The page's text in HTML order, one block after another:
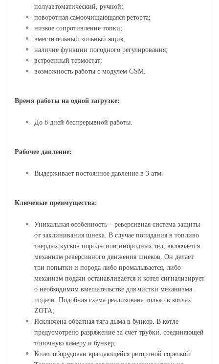
полуавтоматический, ручной;
поворотная самоочищающаяся реторта;
низкое сопротивление топки;
вместительный зольный ящик;
наличие функции погодного регулирования;
встроенный термостат;
возможность работы с модулем GSM.
Время работы на одной загрузке:
До 8 дней беспрерывной работы.
Рабочее давление:
Выдерживает постоянное давление в 3 атм.
Ключевые преимущества:
Уникальная особенность – реверсивная система защиты
от заклинивания шнека. В случае попадания в топливо
твердых кусков породы или инородных тел, включается
механизм реверсивного движения шнеков. Он делает
три попытки и порода либо промалывается, либо
механизм подачи останавливается и котел сигнализирует
о необходимом вмешательстве для чистки механизма
подачи. Подобная схема реализована только в котлах
ZOTA;
Исключена обратная тяга дыма в бункер. В котле
предусмотрено разряжение за счет трубки, соединяющей
топочную камеру и бункер;
Котел оборудован вращающейся ретортной горелкой.